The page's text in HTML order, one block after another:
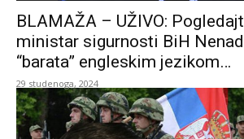
BLAMAŽA – UŽIVO:
ministar sigurnosti BiH
“barata” engleskim jezikom…
29 studenoga, 2024